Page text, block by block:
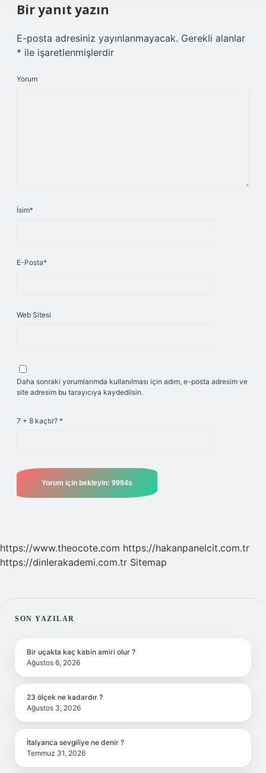
Bir yanıt yazın
E-posta adresiniz yayınlanmayacak. Gerekli alanlar
* ile işaretlenmişlerdir
Yorum
İsim*
E-Posta*
Web Sitesi
Daha sonraki yorumlarımda kullanılması için adım, e-posta adresim ve
site adresim bu tarayıcıya kaydedilsin.
7 + 8 kaçtır? *
https://www.theocote.com https://hakanpanelcit.com.tr
https://dinlerakademi.com.tr Sitemap
SIDEBAR
SON YAZILAR
Bir uçakta kaç kabin amiri olur ?
Ağustos 6, 2026
23 ölçek ne kadardır ?
Ağustos 3, 2026
İtalyanca sevgiliye ne denir ?
Temmuz 31, 2026